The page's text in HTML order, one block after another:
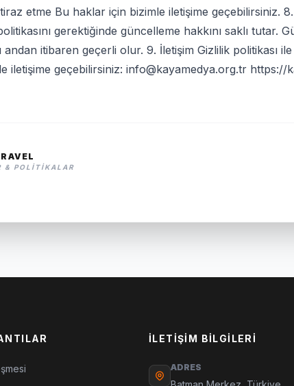
etme Bu haklar için bizimle iletişime geçebilirsiniz.
gerektiğinde güncelleme hakkını saklı tutar.
andan itibaren geçerli olur. 9. İletişim Gizlilik politikası
iletişime geçebilirsiniz: info@kayamedya.org.tr https://
& POLITIKALAR
İLETIŞIM BILGILERI
ADRES